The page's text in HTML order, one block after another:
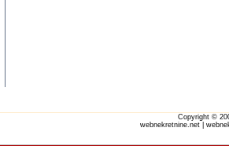
Copyright ©
webnekretnine.net |